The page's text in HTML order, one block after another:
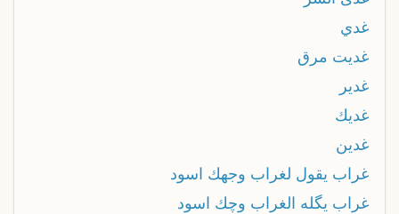
غدي
غديت مرق
غدير
غديك
غدين
غراب يقول لغراب وجهك اسود
غراب يگله الغراب وچك اسود